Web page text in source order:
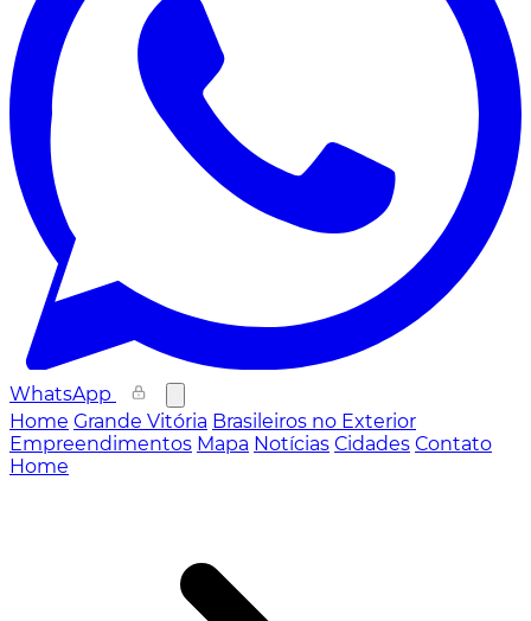
WhatsApp
Home Grande Vitória Brasileiros no Exterior
Empreendimentos Mapa Notícias Cidades Contato
Home